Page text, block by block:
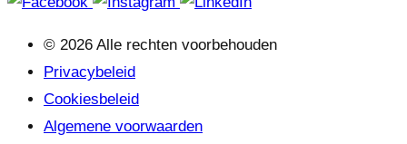
© 2026 Alle rechten voorbehouden
Privacybeleid
Cookiesbeleid
Algemene voorwaarden